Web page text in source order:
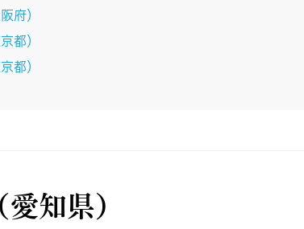
府）
都）
都）
知県）